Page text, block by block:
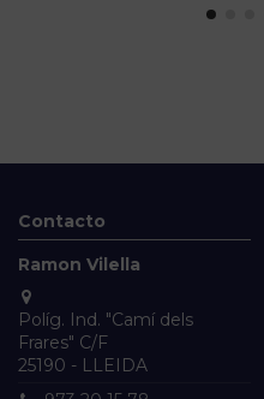
Contacto
Ramon Vilella
Políg. Ind. "Camí dels
Frares" C/F
25190 - LLEIDA